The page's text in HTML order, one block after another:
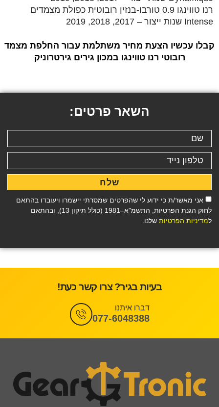
רנו טווינגו 0.9 טורבו-בנזין רובוטית כפולת מצמדים
Intense שנות ייצור – 2017, 2018, 2019
קבלו עכשיו הצעת מחיר משתלמת עבור החלפת מצמד
רובוטי רנו טווינגו במכון גירים גירטרוניק
השאר פרטים:
אני מאשר/ת כי ידוע לי שהפרטים שמסרתי יישמרו ויעובדו בהתאם
לחוק הגנת הפרטיות, התשמ"א–1981 (כולל תיקון 13), ובהתאם
למדיניות הפרטיות שלנו.
שלח
בעיות בגיר? צרו קשר כעת!
דברו איתנו
077-6048388